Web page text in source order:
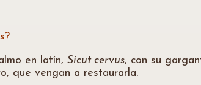
en latín, Sicut cervus, con su
que vengan a restaurarla.